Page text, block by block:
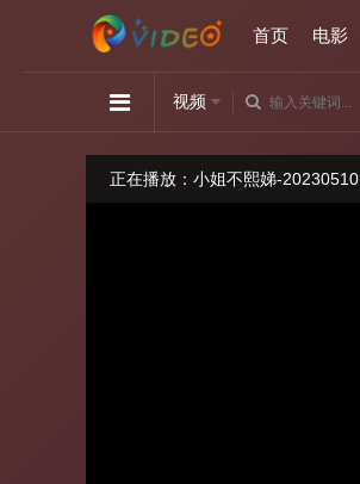
首页 电影
视频
正在播放：小姐不熙娣-20230510